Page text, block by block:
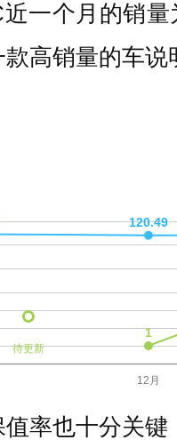
一个月的销
高销量的车
待更新
率也十分关